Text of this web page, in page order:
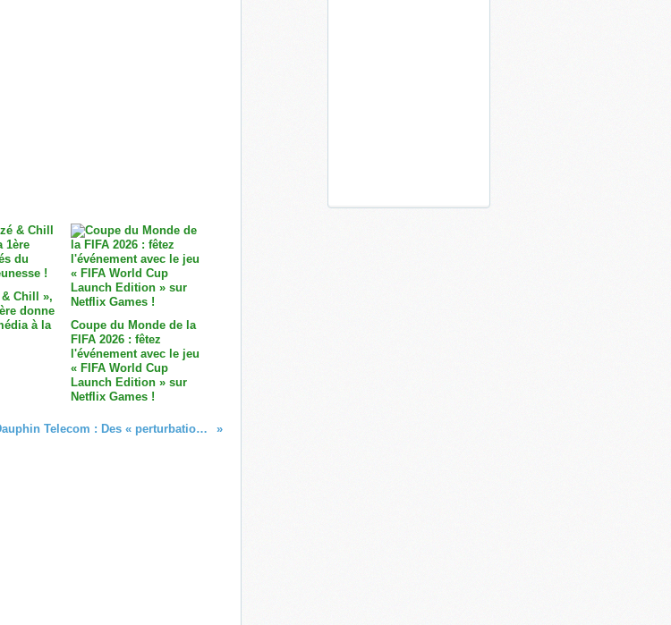
Chill »,
donne
à la
Coupe du Monde de la
FIFA 2026 : fêtez
l'événement avec le jeu
« FIFA World Cup
Launch Edition » sur
Netflix Games !
(MàJ) Dauphin Telecom : Des « perturbations importantes » sur le réseau !